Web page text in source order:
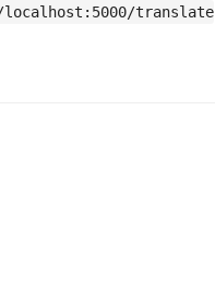
translate